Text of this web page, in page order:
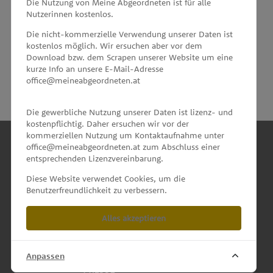
unterstützt von
INFO
IMPRESSUM & KONTAKT
PRESSE
Nutzerinnen kostenlos.
Die nicht-kommerzielle Verwendung unserer Daten ist
kostenlos möglich. Wir ersuchen aber vor dem
Download bzw. dem Scrapen unserer Website um eine
kurze Info an unsere E-Mail-Adresse
office@meineabgeordneten.at
Die gewerbliche Nutzung unserer Daten ist lizenz- und
kostenpflichtig. Daher ersuchen wir vor der
kommerziellen Nutzung um Kontaktaufnahme unter
office@meineabgeordneten.at zum Abschluss einer
entsprechenden Lizenzvereinbarung.
Diese Website verwendet Cookies, um die
Benutzerfreundlichkeit zu verbessern.
Alles akzeptieren
Anpassen